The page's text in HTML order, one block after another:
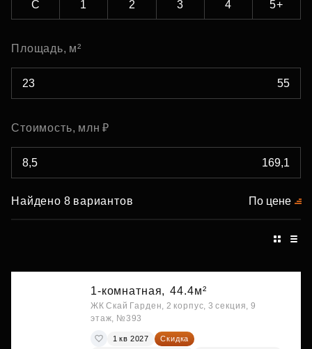
С 1 2 3 4 5+
Площадь, м²
Стоимость, млн ₽
Найдено 8 вариантов По цене
1-комнатная, 44.4м²
ЖК Скай Гарден, 2 корпус, 3 секция, 9
этаж, №393
1 кв 2027
Скидка